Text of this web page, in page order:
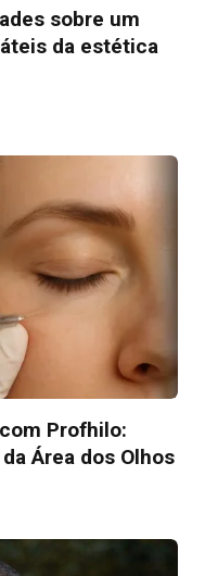
sobre um
da estética
Profhilo:
Área dos Olhos